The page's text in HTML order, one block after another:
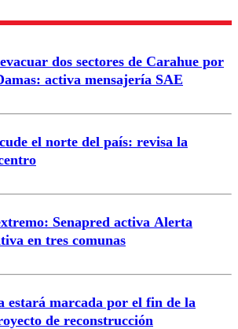
dos sectores de Carahue por
activa mensajería SAE
el norte del país: revisa la
Senapred activa Alerta
en tres comunas
estará marcada por el fin de la
de reconstrucción